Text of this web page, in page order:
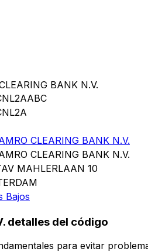
BANK N.V.
CLEARING BANK N.V.
CLEARING BANK N.V.
MAHLERLAAN 10
Bajos
detalles del código
para evitar